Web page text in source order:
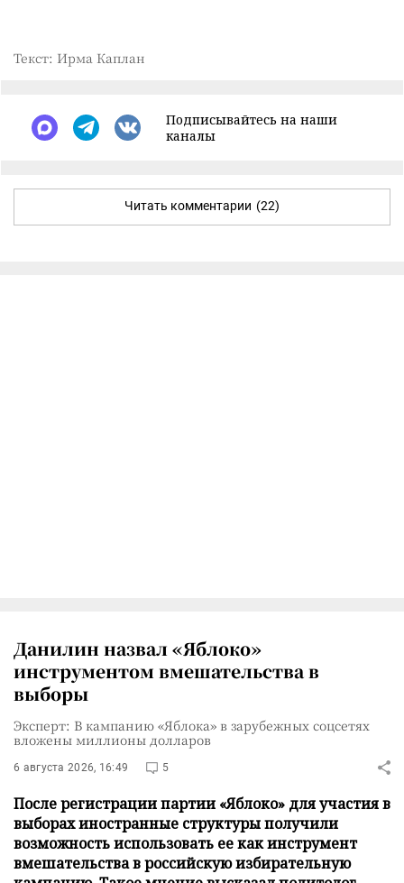
Текст: Ирма Каплан
Подписывайтесь на наши
каналы
Читать комментарии (22)
Данилин назвал «Яблоко»
инструментом вмешательства в
выборы
Эксперт: В кампанию «Яблока» в зарубежных соцсетях
вложены миллионы долларов
6 августа 2026, 16:49 5
После регистрации партии «Яблоко» для участия в
выборах иностранные структуры получили
возможность использовать ее как инструмент
вмешательства в российскую избирательную